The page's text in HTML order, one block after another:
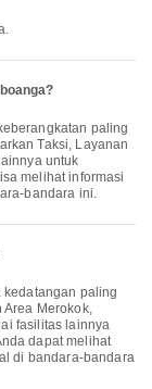
paling
Taksi, Layanan
untuk
melihat informasi
bandara ini.
paling
Merokok,
fasilitas lainnya
dapat melihat
di bandara-bandara